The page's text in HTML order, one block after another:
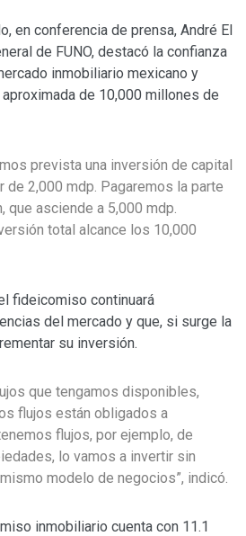
en conferencia de prensa, André El
de FUNO, destacó la confianza
inmobiliario mexicano y
de 10,000 millones de
prevista una inversión de capital
de 2,000 mdp. Pagaremos la parte
que asciende a 5,000 mdp.
total alcance los 10,000
fideicomiso continuará
del mercado y que, si surge la
su inversión.
que tengamos disponibles,
flujos están obligados a
flujos, por ejemplo, de
lo vamos a invertir sin
modelo de negocios”, indicó.
inmobiliario cuenta con 11.1